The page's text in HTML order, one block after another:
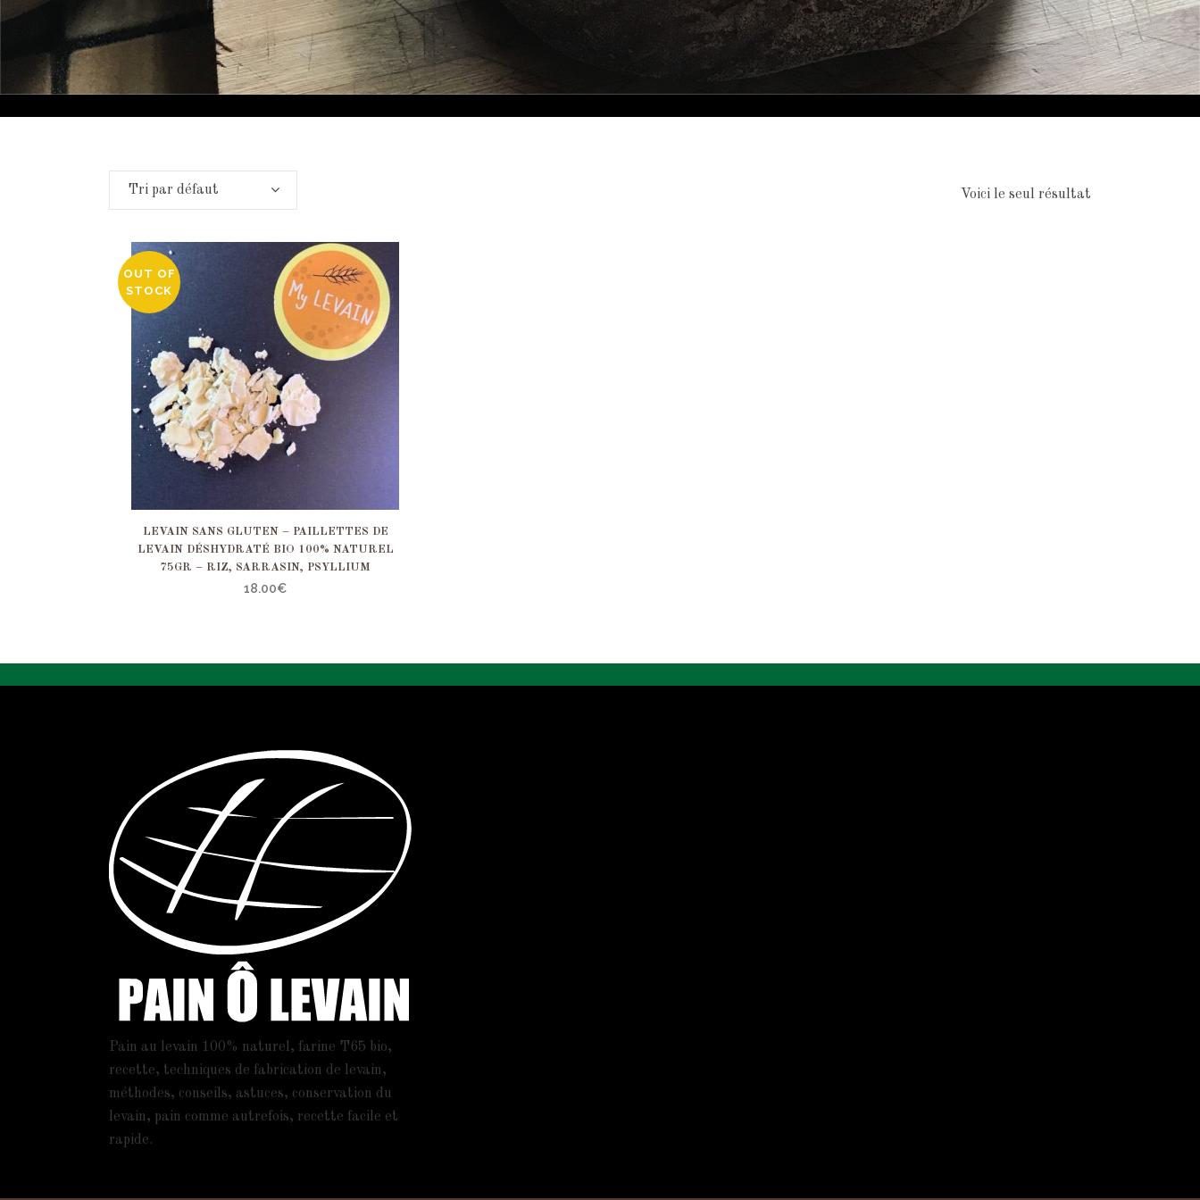
Voici le seul résultat
Tri par défaut
OUT OF
STOCK
LEVAIN SANS GLUTEN – PAILLETTES DE
LEVAIN DÉSHYDRATÉ BIO 100% NATUREL
75GR – RIZ, SARRASIN, PSYLLIUM
18.00€
Pain au levain 100% naturel, farine T65 bio,
recette, techniques de fabrication de levain,
méthodes, conseils, astuces, conservation du
levain, pain comme autrefois, recette facile et
rapide.